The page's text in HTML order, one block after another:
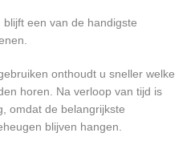
blijft een van de handigste
onthoudt u sneller welke
horen. Na verloop van tijd is
omdat de belangrijkste
blijven hangen.